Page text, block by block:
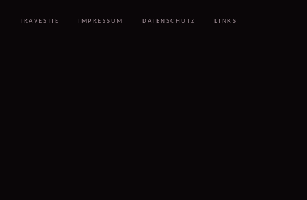
TRAVESTIE IMPRESSUM DATENSCHUTZ LINKS